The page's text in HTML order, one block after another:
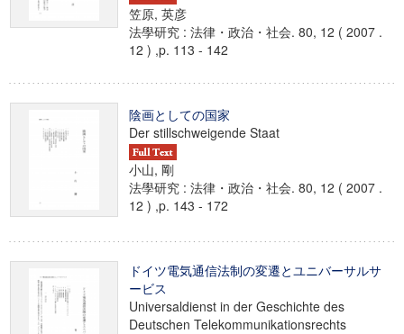
笠原, 英彦
法學研究 : 法律・政治・社会. 80, 12 ( 2007 .
12 ) ,p. 113 - 142
陰画としての国家
Der stillschweigende Staat
小山, 剛
法學研究 : 法律・政治・社会. 80, 12 ( 2007 .
12 ) ,p. 143 - 172
ドイツ電気通信法制の変遷とユニバーサルサ
ービス
Universaldienst in der Geschichte des
Deutschen Telekommunikationsrechts